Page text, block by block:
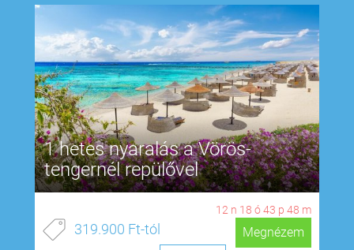
1 hetes nyaralás a Vörös-
tengernél repülővel
12 n 18 ó43 p 47 m
319.900 Ft-tól
Megnézem